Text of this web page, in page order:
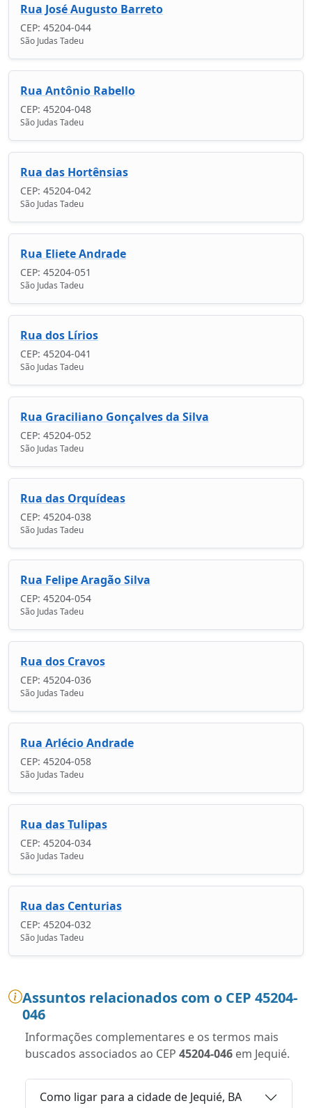
Rua José Augusto Barreto
CEP: 45204-044
São Judas Tadeu
Rua Antônio Rabello
CEP: 45204-048
São Judas Tadeu
Rua das Hortênsias
CEP: 45204-042
São Judas Tadeu
Rua Eliete Andrade
CEP: 45204-051
São Judas Tadeu
Rua dos Lírios
CEP: 45204-041
São Judas Tadeu
Rua Graciliano Gonçalves da Silva
CEP: 45204-052
São Judas Tadeu
Rua das Orquídeas
CEP: 45204-038
São Judas Tadeu
Rua Felipe Aragão Silva
CEP: 45204-054
São Judas Tadeu
Rua dos Cravos
CEP: 45204-036
São Judas Tadeu
Rua Arlécio Andrade
CEP: 45204-058
São Judas Tadeu
Rua das Tulipas
CEP: 45204-034
São Judas Tadeu
Rua das Centurias
CEP: 45204-032
São Judas Tadeu
Assuntos relacionados com o CEP 45204-
046
Informações complementares e os termos mais
buscados associados ao CEP 45204-046 em Jequié.
Como ligar para a cidade de Jequié, BA